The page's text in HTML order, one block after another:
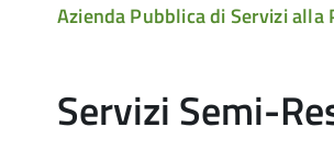
Azienda Pubblica di Servizi
Servizi Semi-